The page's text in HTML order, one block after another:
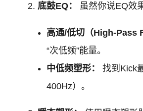
底鼓EQ： 虽然你说EQ效
高通/低切（High-Pass
“次低频”能量。
中低频塑形：
找到Kick
400Hz）。